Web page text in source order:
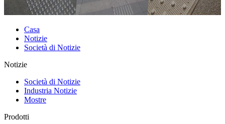
Casa
Notizie
Società di Notizie
Notizie
Società di Notizie
Industria Notizie
Mostre
Prodotti